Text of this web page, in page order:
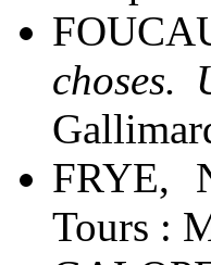
choses.
FRYE,
Tours :